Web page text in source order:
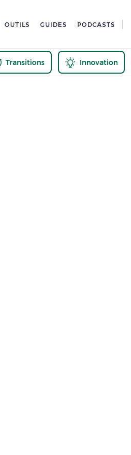
OUTILS GUIDES PODCASTS
Transitions Innovation